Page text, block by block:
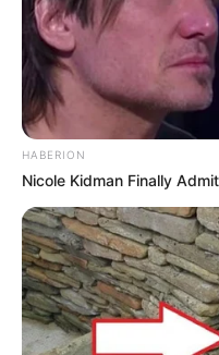
HABERION
Nicole Kidman Finally